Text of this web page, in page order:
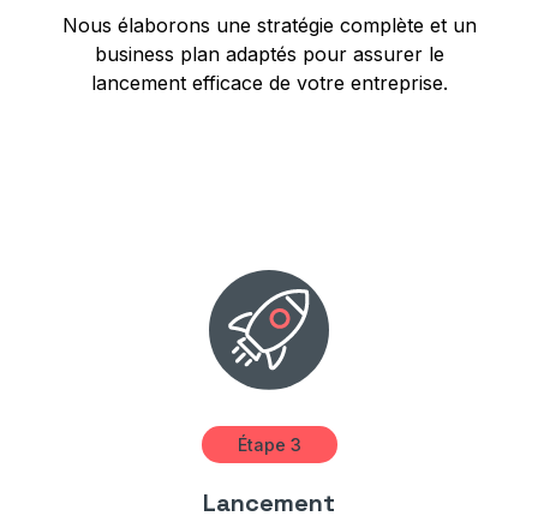
Nous élaborons une stratégie complète et un
business plan adaptés pour assurer le
lancement efficace de votre entreprise.
Étape 3
Lancement